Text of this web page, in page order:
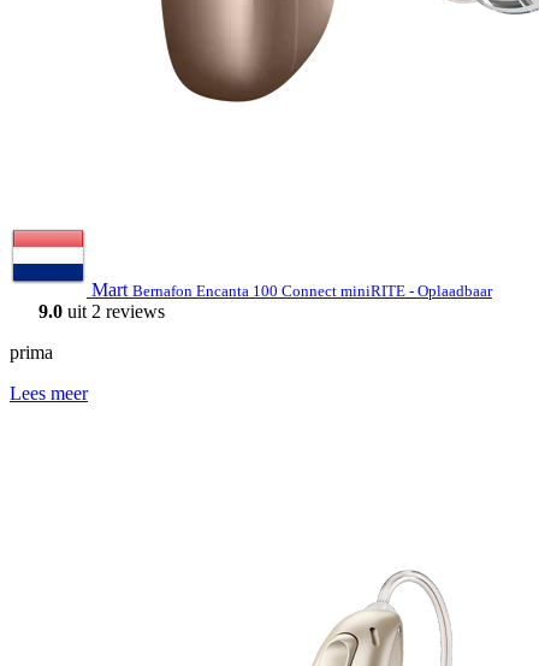
Mart Bernafon Encanta 100 Connect miniRITE - Oplaadbaar
9.0 uit 2 reviews
prima
Lees meer